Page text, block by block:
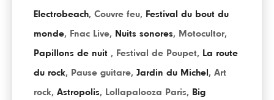
Electrobeach, Couvre feu, Festival du bout du
monde, Fnac Live, Nuits sonores, Motocultor,
Papillons de nuit , Festival de Poupet, La route
du rock, Pause guitare, Jardin du Michel , Art
rock, Astropolis, Lollapalooza Paris, Big